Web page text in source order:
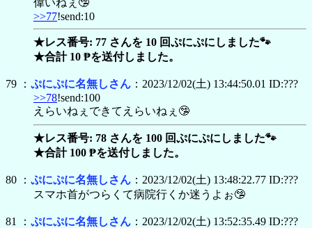
>>77!send:10
★レス番号: 77 さんを 10 回ぷにぷにしました🐾
★合計 10 ₱を送付しました。
79 ： ぷにぷに名無しさん ：2023/12/02(土) 13:44:50.01 ID:???
>>78!send:100
えらいねぇできてえらいねぇ🤥
★レス番号: 78 さんを 100 回ぷにぷにしました🐾
★合計 100 ₱を送付しました。
80 ： ぷにぷに名無しさん ：2023/12/02(土) 13:48:22.77 ID:???
スマホ首がつらくて病院行くか迷うよぉ🤥
81 ： ぷにぷに名無しさん ：2023/12/02(土) 13:52:35.49 ID:???